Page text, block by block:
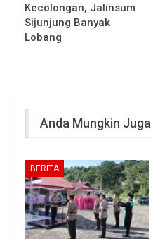
Kecolongan, Jalinsum
Sijunjung Banyak
Lobang
Anda Mungkin
BERITA